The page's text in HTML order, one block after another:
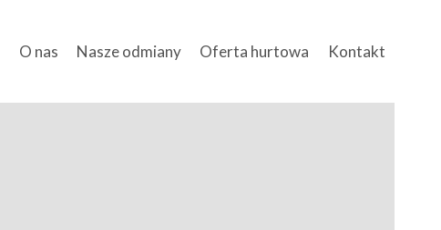
O nas Nasze odmiany Oferta hurtowa Kontakt